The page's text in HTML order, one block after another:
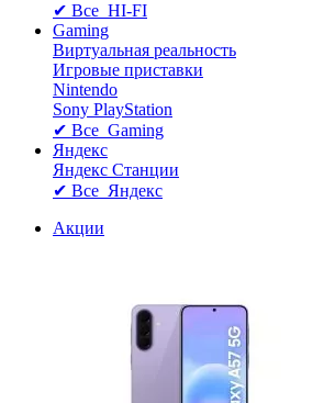
✔ Все HI-FI
Gaming
Виртуальная реальность
Игровые приставки
Nintendo
Sony PlayStation
✔ Все Gaming
Яндекс
Яндекс Станции
✔ Все Яндекс
Акции